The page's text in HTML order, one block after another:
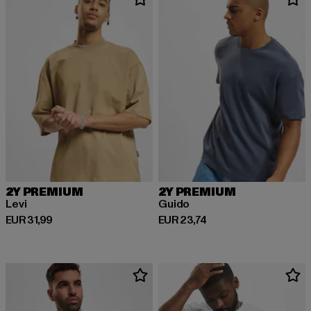
2Y PREMIUM
Levi
EUR 31,99
Derzeitiger Preis: EUR 31,99
2Y PREMIUM
Guido
EUR 23,74
Derzeitiger Preis: EUR 23,74